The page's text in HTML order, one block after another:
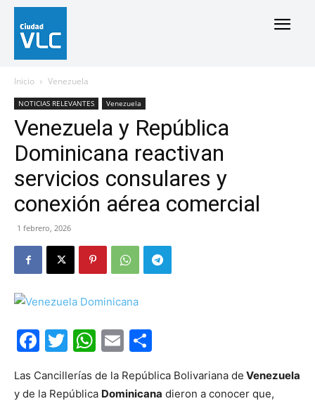
Inicio Venezuela
NOTICIAS RELEVANTES Venezuela
Venezuela y República
Dominicana reactivan
servicios consulares y
conexión aérea comercial
1 febrero, 2026
Facebook
Twitter
WhatsApp
Email
Las Cancillerías de la República Bolivariana de Venezuela
y de la República Dominicana dieron a conocer que,